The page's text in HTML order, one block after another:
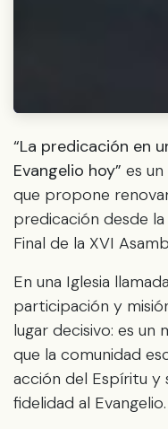
“La predicación en
Evangelio hoy” es
que propone
predicación desde
Final de la XVI
En una Iglesia
participación y
lugar decisivo: es
que la comunidad
acción del Espíritu y
fidelidad al Evangelio.